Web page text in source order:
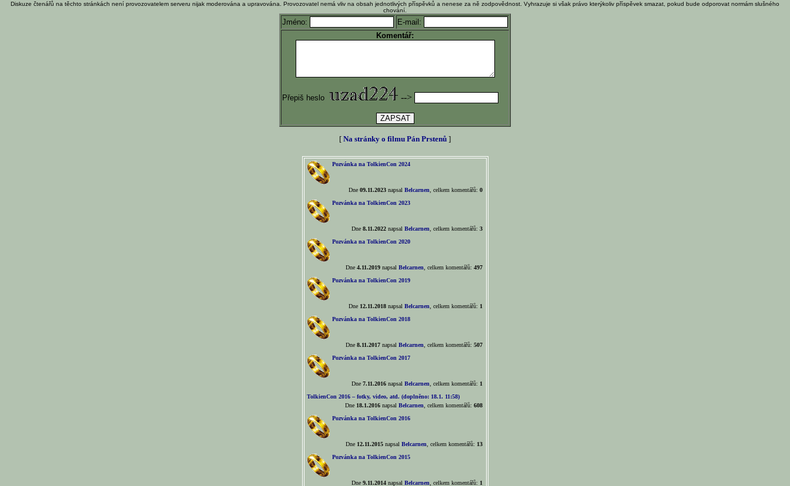
Diskuze čtenářů na těchto stránkách není provozovatelem serveru nijak moderována a upravována. Provozovatel nemá vliv na obsah jednotlivých příspěvků a nenese za ně zodpovědnost. Vyhrazuje si však právo kterýkoliv příspěvek smazat, pokud bude odporovat normám slušného
chování.
Jméno:
E-mail:
Komentář:
Přepiš heslo -->
[ Na stránky o filmu Pán Prstenů ]
Pozvánka na TolkienCon 2024
Dne 09.11.2023napsal Belcarnen , celkem komentářů: 0
Pozvánka na TolkienCon 2023
Dne 8.11.2022napsal Belcarnen , celkem komentářů: 3
Pozvánka na TolkienCon 2020
Dne 4.11.2019napsal Belcarnen , celkem komentářů: 497
Pozvánka na TolkienCon 2019
Dne 12.11.2018napsal Belcarnen , celkem komentářů: 1
Pozvánka na TolkienCon 2018
Dne 8.11.2017napsal Belcarnen , celkem komentářů: 507
Pozvánka na TolkienCon 2017
Dne 7.11.2016napsal Belcarnen , celkem komentářů: 1
TolkienCon 2016 – fotky, video, atd. (doplněno: 18.1. 11:58)
Dne 18.1.2016napsal Belcarnen , celkem komentářů: 608
Pozvánka na TolkienCon 2016
Dne 12.11.2015napsal Belcarnen , celkem komentářů: 13
Pozvánka na TolkienCon 2015
Dne 9.11.2014napsal Belcarnen , celkem komentářů: 1